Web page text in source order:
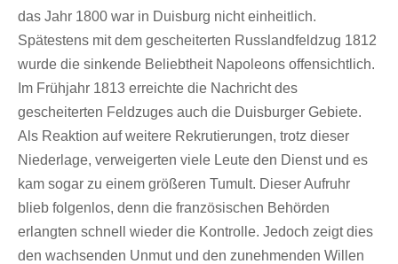
das Jahr 1800 war in Duisburg nicht einheitlich.
Spätestens mit dem gescheiterten Russlandfeldzug 1812
wurde die sinkende Beliebtheit Napoleons offensichtlich.
Im Frühjahr 1813 erreichte die Nachricht des
gescheiterten Feldzuges auch die Duisburger Gebiete.
Als Reaktion auf weitere Rekrutierungen, trotz dieser
Niederlage, verweigerten viele Leute den Dienst und es
kam sogar zu einem größeren Tumult. Dieser Aufruhr
blieb folgenlos, denn die französischen Behörden
erlangten schnell wieder die Kontrolle. Jedoch zeigt dies
den wachsenden Unmut und den zunehmenden Willen